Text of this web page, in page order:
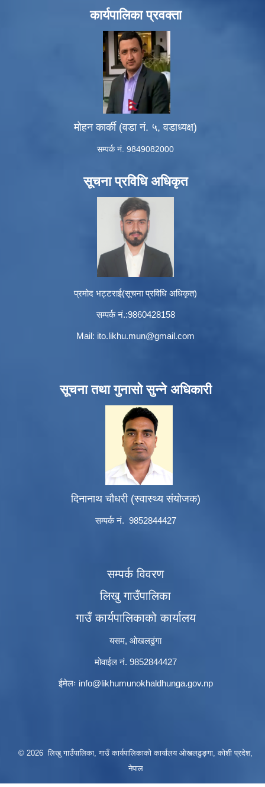
कार्यपालिका प्रवक्ता
मोहन कार्की (वडा नं. ५, वडाध्यक्ष)
सम्पर्क नं. 9849082000
सूचना प्रविधि अधिकृत
प्रमोद भट्टराई(सूचना प्रविधि अधिकृत)
सम्पर्क नं.:9860428158
Mail: ito.likhu.mun@gmail.com
सूचना तथा गुनासो सुन्ने अधिकारी
दिनानाथ चौधरी (स्वास्थ्य संयोजक)
सम्पर्क नं. 9852844427
सम्पर्क विवरण
लिखु गाउँपालिका
गाउँ कार्यपालिकाको कार्यालय
यसम, ओखलढुंगा
मोवाईल नं. 9852844427
ईमेलः info@likhumunokhaldhunga.gov.np
© 2026 लिखु गाउँपालिका, गाउँ कार्यपालिकाको कार्यालय ओखलढुङ्गा, कोशी प्रदेश,
नेपाल